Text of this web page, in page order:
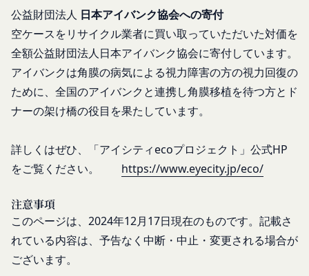
公益財団法人 日本アイバンク協会への寄付
空ケースをリサイクル業者に買い取っていただいた対価を
全額公益財団法人日本アイバンク協会に寄付しています。
アイバンクは角膜の病気による視力障害の方の視力回復の
ために、全国のアイバンクと連携し角膜移植を待つ方とド
ナーの架け橋の役目を果たしています。
詳しくはぜひ、「アイシティecoプロジェクト」公式HP
をご覧ください。 https://www.eyecity.jp/eco/
注意事項
このページは、2024年12月17日現在のものです。記載さ
れている内容は、予告なく中断・中止・変更される場合が
ございます。
かじめご了承いただきますようお願い致します。
「@goyoh.jp」を含むメールアドレスから受信でき
るよう、あらかじめご設定ください。
メールによるお問い合わせについて、お客さまの個
人情報保護のため、SSL通信を使用しております。
お客さまがお使いのブラウザがSSL通信非対応の場
合には、このお問い合わせフォームは利用できませ
願いいたします。
組織・体制
当社は、管理担当役員を利用者情報管理責任者と
施します。
免責
当社は、以下の場合には、何らの責任を負いませ
ん。
会員は、お客様IDおよびパスワードの第三者への
譲渡、承継、名義変更、貸与、開示又は漏洩しては
ならないものとします。
会員のお客様IDおよびパスワードの使用上の過失
または第三者による不正使用等に起因する損害につ
いて、当社は一切責任を負わないものとします。
会員のお客様IDおよびパスワードの失念に起因す
とします。
当社は、当社所定の方法により会員のお客様IDお
IDおよびパスワードに基づく会員が、本サービス
を利用したものとみなし、その場合の責任は全て当
該会員に帰属するものとします。
第7条（会員の退会）
会員は、当社所定の退会手続の完了により、会員登